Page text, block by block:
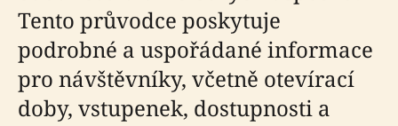
Tento průvodce poskytuje
podrobné a uspořádané informace
pro návštěvníky, včetně otevírací
doby, vstupenek, dostupnosti a